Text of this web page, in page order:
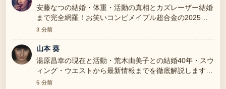
安藤なつの結婚・体重・活動の真相とカズレーザー結婚
まで完全網羅！お笑いコンビメイプル超合金の2025年
の背景説明が助かります。ライブ更新を続けてくださ
い。
3 分前
山本 葵
湯原昌幸の現在と活動・荒木由美子との結婚40年・スウ
ィング・ウエストから最新情報までを徹底解説します
の報道は丁寧で、流れを追いやすいです。
5 分前